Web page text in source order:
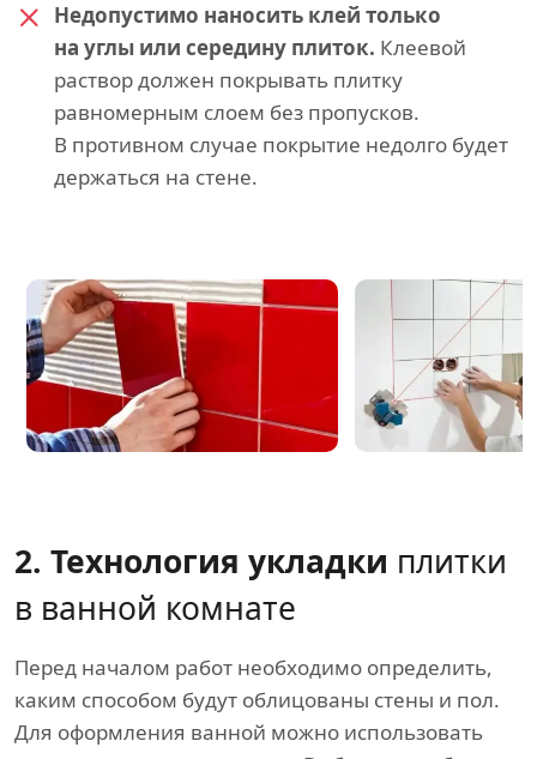
Недопустимо наносить клей только
на углы или середину плиток. Клеевой
раствор должен покрывать плитку
равномерным слоем без пропусков.
В противном случае покрытие недолго будет
держаться на стене.
2. Технология укладки плитки
в ванной комнате
Перед началом работ необходимо определить,
каким способом будут облицованы стены и пол.
Для оформления ванной можно использовать